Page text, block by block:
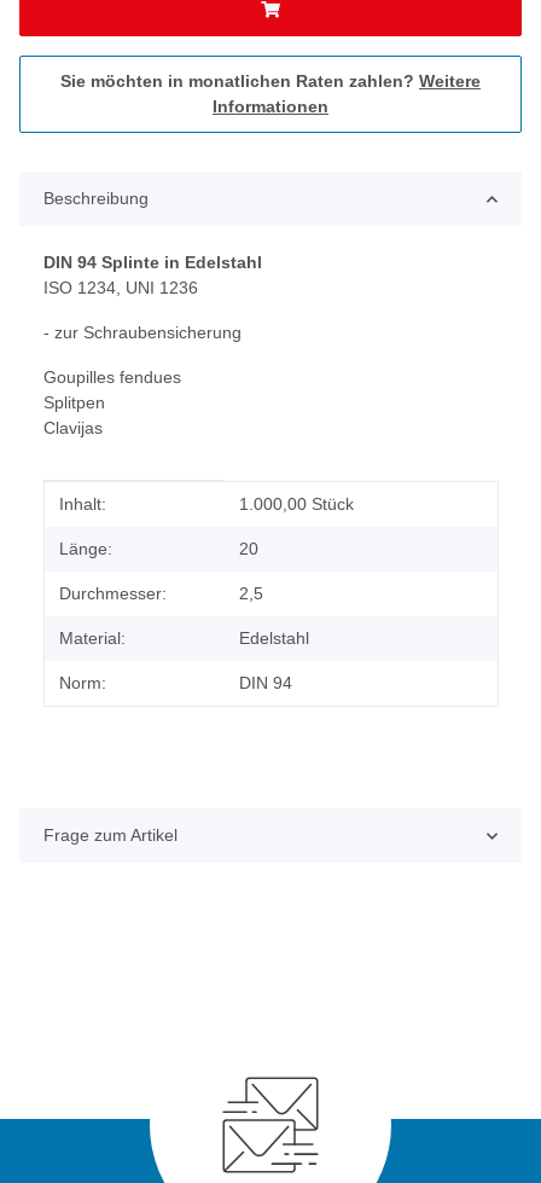
Sie möchten in monatlichen Raten zahlen? Weitere
Informationen
Beschreibung
DIN 94 Splinte in Edelstahl
ISO 1234, UNI 1236
- zur Schraubensicherung
Goupilles fendues
Splitpen
Clavijas
Produkteigenschaft
Wert
Inhalt: 1.000,00 Stück
Länge: 20
Durchmesser: 2,5
Material: Edelstahl
Norm: DIN 94
Frage zum Artikel